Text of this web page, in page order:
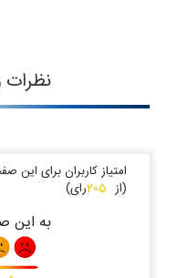
نظرات
امتیاز کاربران برای این
(از 205رای)
به این